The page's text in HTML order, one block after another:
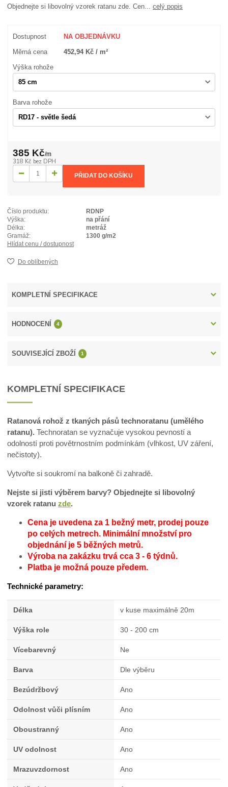
Objednejte si libovolný vzorek ratanu zde. Cen...celý popis
Dostupnost NA OBJEDNÁVKU
Měrná cena 452,94 Kč / m²
Výška rohože
Barva rohože
385 Kč/m
318 Kč bez DPH
PŘIDAT DO KOŠÍKU
Číslo produktu:
RDNP
Výška:
na přání
Délka:
metráž
Gramáž:
1300 g/m2
Hlídat cenu / dostupnost
Do oblíbených
KOMPLETNÍ SPECIFIKACE
HODNOCENÍ 4
SOUVISEJÍCÍ ZBOŽÍ 1
KOMPLETNÍ SPECIFIKACE
Ratanová rohož z tkaných pásů technoratanu (umělého
ratanu). Technoratan se vyznačuje vysokou pevností a
odolností proti povětrnostním podmínkám (vlhkost, UV záření,
nečistoty).
Vytvořte si soukromí na balkoně či zahradě.
Nejste si jisti výběrem barvy? Objednejte si libovolný
vzorek ratanuzde.
Cena je uvedena za 1 bežný metr, prodej pouze
po celých metrech. Minimální množství pro
objednání je 5 běžných metrů.
Výroba na zakázku trvá cca 3 - 6 týdnů.
Platba je možná pouze předem.
Technické parametry:
Délka v kuse maximálně 20m
Výška role 30 - 200 cm
Vícebarevný Ne
Barva Dle výběru
Bezúdržbový Ano
Odolnost vůči plísním Ano
Oboustranný Ano
UV odolnost Ano
Mrazuvzdornost Ano